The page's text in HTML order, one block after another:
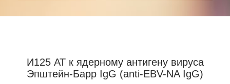
И125 АТ к ядерному антигену вируса
Эпштейн-Барр IgG (anti-EBV-NA IgG)